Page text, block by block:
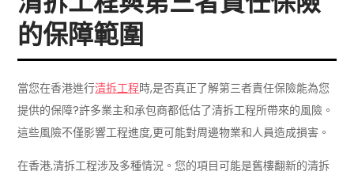
的保障範圍
當您在香港進行清拆工程時,是否真正了解第三者責任保險能為您
提供的保障?許多業主和承包商都低估了清拆工程所帶來的風險。
這些風險不僅影響工程進度,更可能對周邊物業和人員造成損害。
在香港,清拆工程涉及多種情況。您的項目可能是舊樓翻新的清拆